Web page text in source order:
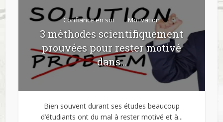
Confiance en soi Motivation
3 méthodes scientifiquement
prouvées pour rester motivé
dans...
Bien souvent durant ses études beaucoup
d’étudiants ont du mal à rester motivé et à...